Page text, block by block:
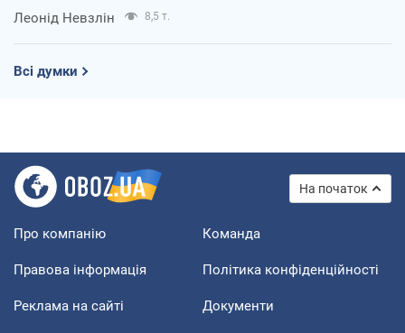
Леонід Невзлін 8,5 т.
Всі думки
На початок
Про компанію Команда
Правова інформація Політика конфіденційності
Реклама на сайті Документи